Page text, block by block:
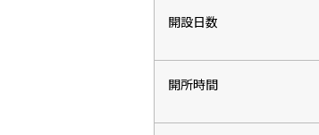
開設日数
開所時間